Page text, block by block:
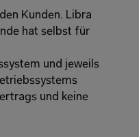
Kunden. Libra
hat selbst für
und jeweils
und keine